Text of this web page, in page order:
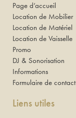
Page d’accueil
Location de Mobilier
Location de Matériel
Location de Vaisselle
Promo
DJ & Sonorisation
Informations
Formulaire de contact
Liens utiles